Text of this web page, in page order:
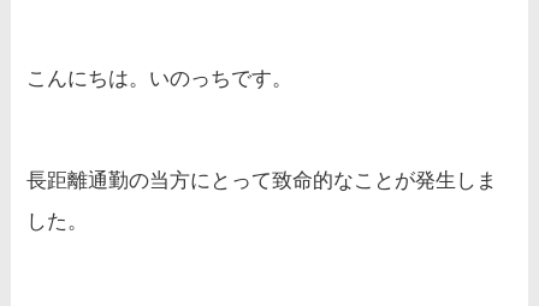
こんにちは。いのっちです。
長距離通勤の当方にとって致命的なことが発生しま
した。